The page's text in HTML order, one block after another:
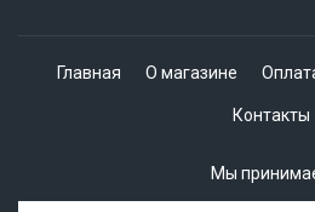
Главная О магазине
Контакты
Мы